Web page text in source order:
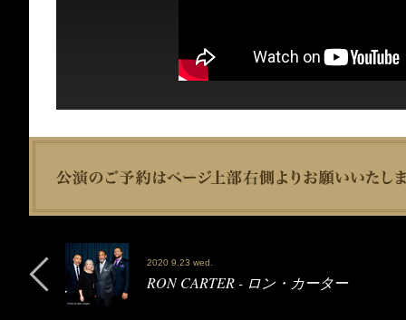
2020 9.23 wed.
RON CARTER - ロン・カーター